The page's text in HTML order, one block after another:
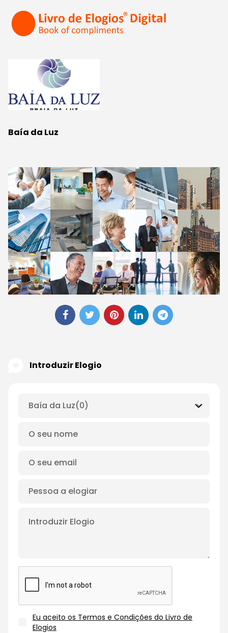
Baía da Luz
Introduzir Elogio
Eu aceito os Termos e Condições do Livro de
Elogios